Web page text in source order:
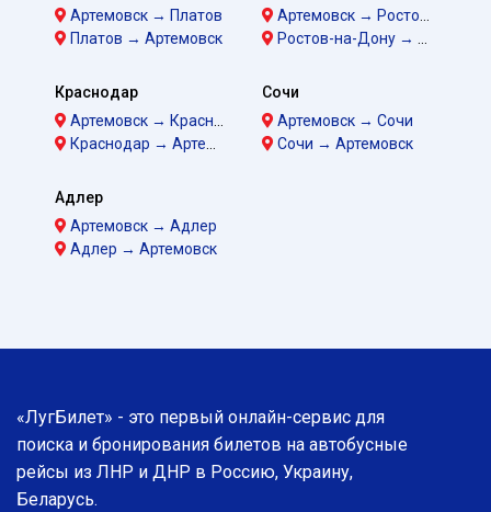
Артемовск → Платов
Платов → Артемовск
Артемовск → Ростов-на-Дону
Ростов-на-Дону → Артемовск
Краснодар
Артемовск → Краснодар
Краснодар → Артемовск
Сочи
Артемовск → Сочи
Сочи → Артемовск
Адлер
Артемовск → Адлер
Адлер → Артемовск
«ЛугБилет» - это первый онлайн-сервис для
поиска и бронирования билетов на автобусные
рейсы из ЛНР и ДНР в Россию, Украину,
Беларусь.